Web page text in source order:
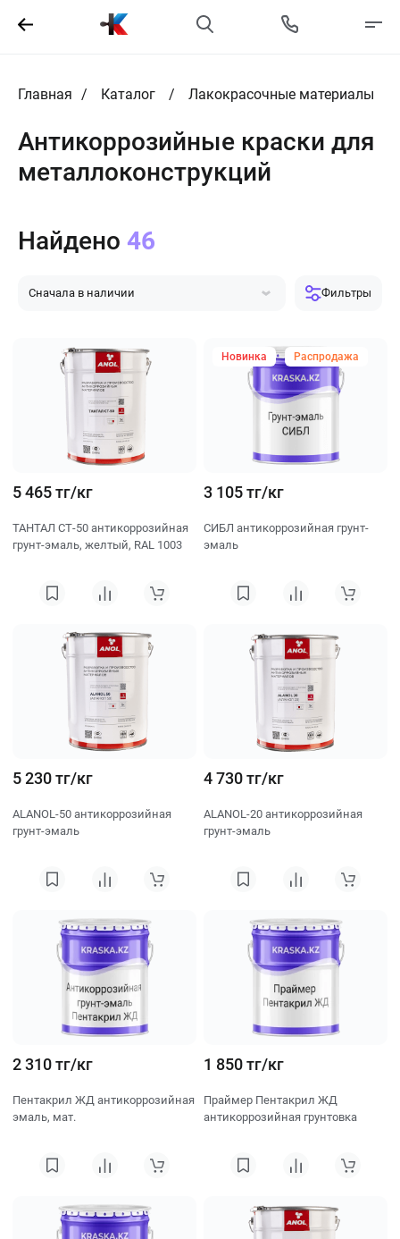
Главная Каталог Лакокрасочные материалы
Антикоррозийные краски для
металлоконструкций
Сначала в наличии
Фильтры
Найдено 46
5 465 тг/кг
ТАНТАЛ СТ‐50 антикоррозийная
грунт-эмаль, желтый, RAL 1003
Новинка Распродажа
3 105 тг/кг
СИБЛ антикоррозийная грунт-
эмаль
5 230 тг/кг
ALANOL-50 антикоррозийная
грунт-эмаль
4 730 тг/кг
ALANOL-20 антикоррозийная
грунт-эмаль
2 310 тг/кг
Пентакрил ЖД антикоррозийная
эмаль, мат.
1 850 тг/кг
Праймер Пентакрил ЖД
антикоррозийная грунтовка